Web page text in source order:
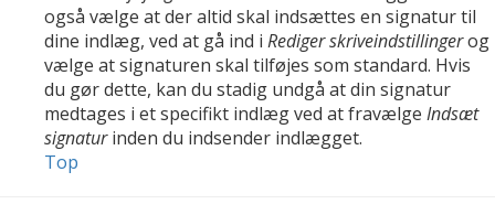
også vælge at der altid skal indsættes en signatur til
dine indlæg, ved at gå ind i Rediger skriveindstillingerog
vælge at signaturen skal tilføjes som standard. Hvis
du gør dette, kan du stadig undgå at din signatur
medtages i et specifikt indlæg ved at fravælge Indsæt
signaturinden du indsender indlægget.
Top